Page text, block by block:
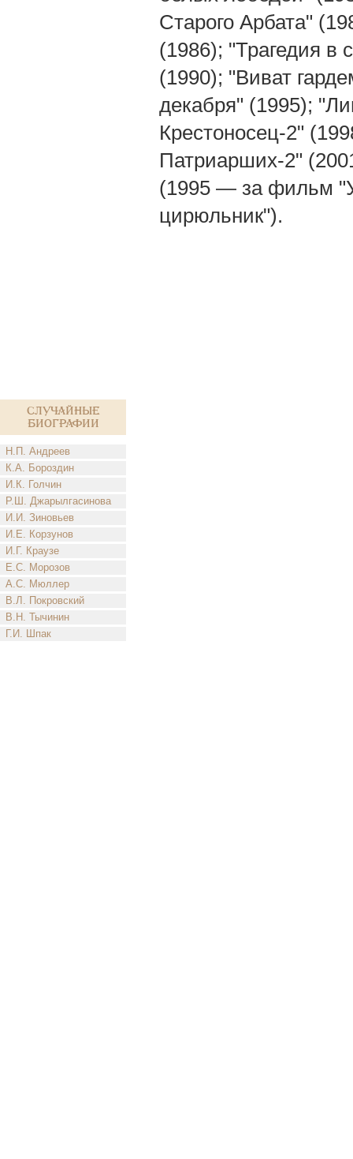
Случайные
биографии
Н.П. Андреев
К.А. Бороздин
И.К. Голчин
Р.Ш. Джарылгасинова
И.И. Зиновьев
И.Е. Корзунов
И.Г. Краузе
Е.С. Морозов
А.С. Мюллер
В.Л. Покровский
В.Н. Тычинин
Г.И. Шпак
Старого Арбата"
(1986); "Трагедия в
(1990); "Виват
декабря" (1995);
Крестоносец-2"
Патриарших-2"
(1995 — за фильм
цирюльник").